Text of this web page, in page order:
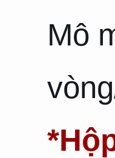
Mô